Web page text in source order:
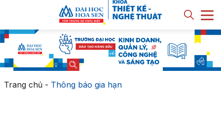
Trang chủ- Thông báo gia hạn